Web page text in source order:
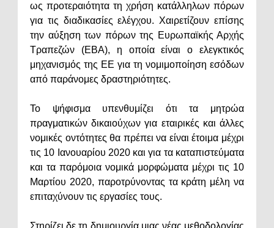
ως προτεραιότητα τη χρήση κατάλληλων πόρων
για τις διαδικασίες ελέγχου. Χαιρετίζουν επίσης
την αύξηση των πόρων της Ευρωπαϊκής Αρχής
Τραπεζών (ΕΒΑ), η οποία είναι ο ελεγκτικός
μηχανισμός της ΕΕ για τη νομιμοποίηση εσόδων
από παράνομες δραστηριότητες.
Το ψήφισμα υπενθυμίζει ότι τα μητρώα
πραγματικών δικαιούχων για εταιρικές και άλλες
νομικές οντότητες θα πρέπει να είναι έτοιμα μέχρι
τις 10 Ιανουαρίου 2020 και για τα καταπιστεύματα
και τα παρόμοια νομικά μορφώματα μέχρι τις 10
Μαρτίου 2020, παροτρύνοντας τα κράτη μέλη να
επιταχύνουν τις εργασίες τους.
Στηρίζει δε τη δημιουργία μιας νέας μεθοδολογίας